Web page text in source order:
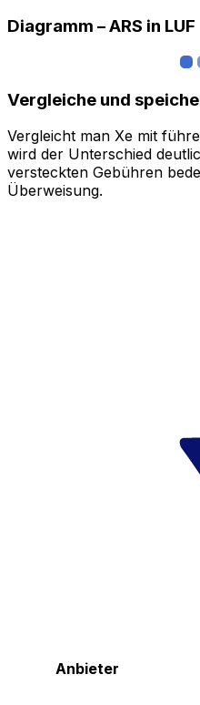
Diagramm – ARS in LUF
Vergleiche und
Vergleicht man Xe mit
wird der Unterschied
versteckten Gebühren
Überweisung.
Anbieter